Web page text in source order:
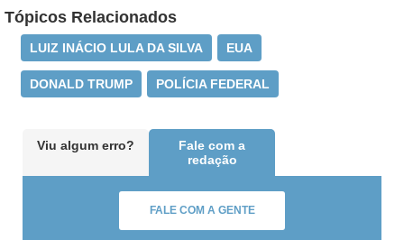
Tópicos Relacionados
LUIZ INÁCIO LULA DA SILVA EUA
DONALD TRUMP POLÍCIA FEDERAL
Viu algum erro?
Fale com a
redação
FALE COM A GENTE